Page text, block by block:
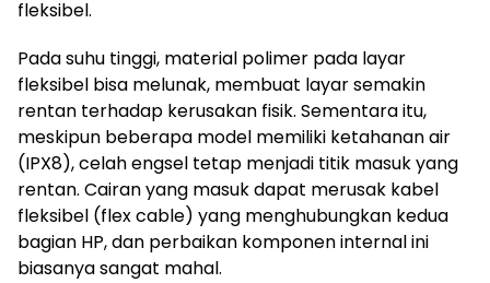
fleksibel.
Pada suhu tinggi, material polimer pada layar
fleksibel bisa melunak, membuat layar semakin
rentan terhadap kerusakan fisik. Sementara itu,
meskipun beberapa model memiliki ketahanan air
(IPX8), celah engsel tetap menjadi titik masuk yang
rentan. Cairan yang masuk dapat merusak kabel
fleksibel (flex cable) yang menghubungkan kedua
bagian HP, dan perbaikan komponen internal ini
biasanya sangat mahal.